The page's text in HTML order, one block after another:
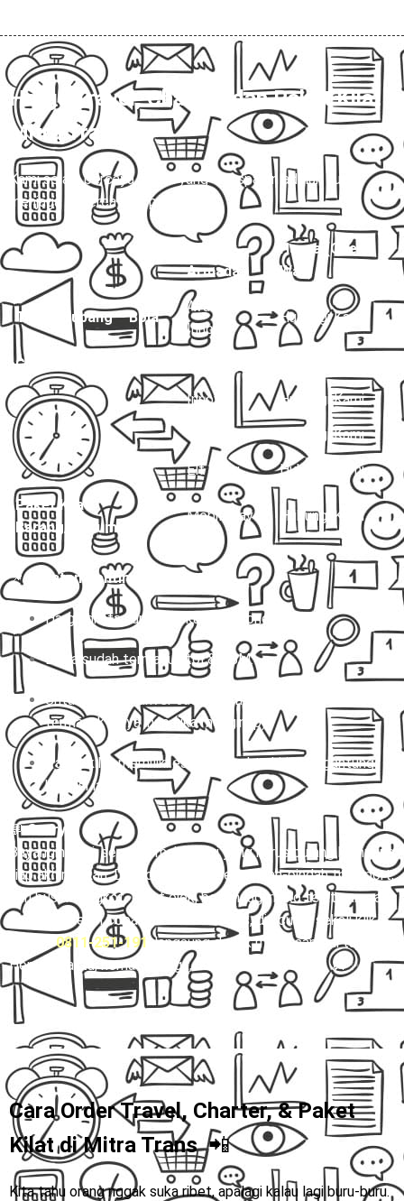
Harga Travel, Charter, dan Paket Kilat
Mitra Trans
💰
Kami selalu percaya, harga yang transparan adalah kunci
menjaga kepercayaan pelanggan.
Layanan
Jenis
Armada
Harga (One
Way)
Travel Subang – Boja
Avanza /
Innova
Hubungi Kami
Charter Mobil Drop Off
Innova Hubungi Kami
Hiace Hubungi Kami
Elf Long Hubungi Kami
Paket Kilat
Barang/Dokumen
Mobil Travel Hubungi Kami
📌 Catatan Penting:
Harga di atas untuk sekali jalan (one way).
Biaya sudah termasuk tol & BBM.
Untuk charter, driver sudah termasuk, tapi belum
termasuk biaya inap (jika menginap).
Paket kilat memiliki estimasi waktu kirim tergantung
kondisi lalu lintas.
💬Story:
Bayangin Rani, seorang mahasiswi yang harus pulang kampung
tiap akhir pekan. Dulu dia sering ribet pindah-pindah transport,
dari bus ke angkot, lanjut ojek, belum lagi risiko telat sampai
rumah. Setelah coba naik
Mitra Trans, dia cuma sekali klik
WA 👉0811-251-191 , langsung duduk manis sampai tujuan.
Hemat waktu, hemat tenaga, hati pun lebih tenang. 🚐✨
Cara Order Travel, Charter, & Paket
Kilat diMitra Trans📲
Kita tahu orang nggak suka ribet, apalagi kalau lagi buru-buru.